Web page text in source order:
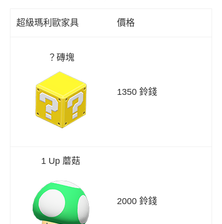
超級瑪利歐家具 價格
？磚塊
1350 鈴錢
1 Up 蘑菇
2000 鈴錢